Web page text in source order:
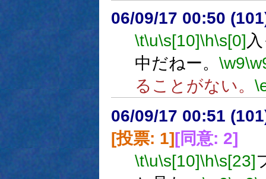
06/09/17 00:50
\t\u\s[10]\h\s[0]
中だねー。 \w9
ることがない。
06/09/17 00:51
[投票: 1][同意: 2]
\t\u\s[10]\h\s[23]